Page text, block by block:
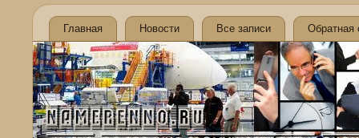
Главная Новости Все записи Обратная